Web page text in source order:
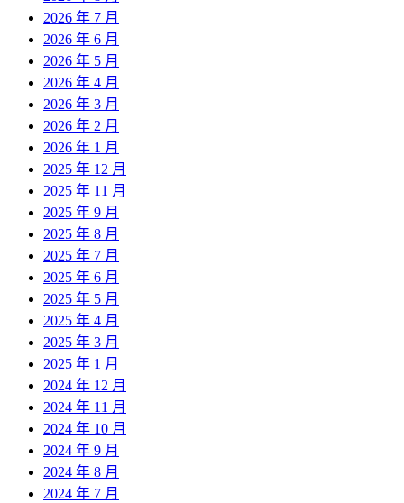
2026 年 7 月
2026 年 6 月
2026 年 5 月
2026 年 4 月
2026 年 3 月
2026 年 2 月
2026 年 1 月
2025 年 12 月
2025 年 11 月
2025 年 9 月
2025 年 8 月
2025 年 7 月
2025 年 6 月
2025 年 5 月
2025 年 4 月
2025 年 3 月
2025 年 1 月
2024 年 12 月
2024 年 11 月
2024 年 10 月
2024 年 9 月
2024 年 8 月
2024 年 7 月